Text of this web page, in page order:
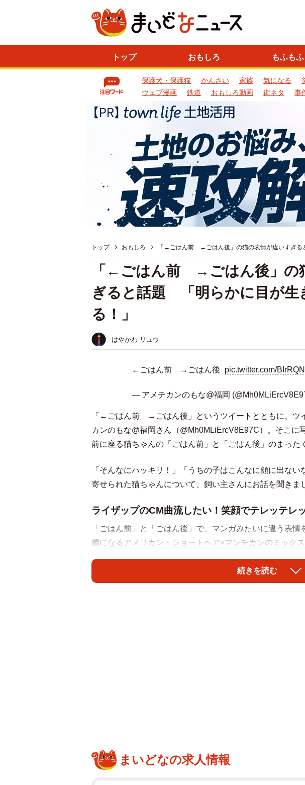
トップ おもしろ もふもふ
保護犬・保護猫 かんさい 家族 気になる
ウェブ漫画
鉄道 おもしろ動画 街ネタ 事
トップ おもしろ 「←ごはん前 →ごはん後」の猫の表情が違いすぎる
「←ごはん前 →ごはん後」の
ぎると話題 「明らかに目が生
る！」
はやかわ リュウ
←ごはん前 →ごはん後 pic.twitter.com/
— アメチカンのもな@福岡
「←ごはん前 →ごはん後」というツイートとともに、ツ
カンのもな@福岡さん（@Mh0MLiErcV8E97C）。そこに
前に座る猫ちゃんの「ごはん前」と「ごはん後」のまった
「そんなにハッキリ！」「うちの子はこんなに顔に出な
寄せられた猫ちゃんについて、飼い主さんにお話を聞きま
ライザップのCM曲流したい！笑顔でテレッテレ
「ごはん前」と「ごはん後」で、マンガみたいに違う表情
歳になるアメリカン・ショートヘア×マンチカンのミック
「明らかに目が生き生きしとる」「猫って表情少ないなん
続きを読む
まいどなの求人情報